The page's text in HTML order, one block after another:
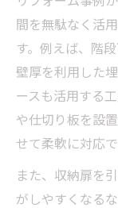
間を無駄なく活
す。例えば、階
壁厚を利用した
ースも活用する
や仕切り板を設
せて柔軟に対応
また、収納扉を
がしやすくなる